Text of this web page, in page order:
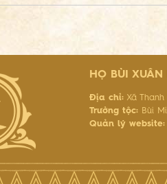
HỌ BÙI XUÂN
Địa chỉ: Xã
Trưởng tộc: Bùi
Quản lý website: